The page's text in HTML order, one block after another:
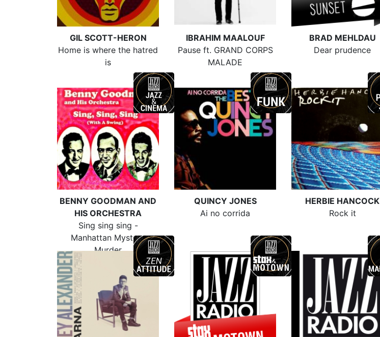
GIL SCOTT-HERON
Home is where the hatred
is
IBRAHIM MAALOUF
Pause ft. GRAND CORPS
MALADE
BRAD MEHLDAU
Dear prudence
BENNY GOODMAN AND
HIS ORCHESTRA
Sing sing sing -
Manhattan Mystery
Murder
QUINCY JONES
Ai no corrida
HERBIE HANCOCK
Rock it